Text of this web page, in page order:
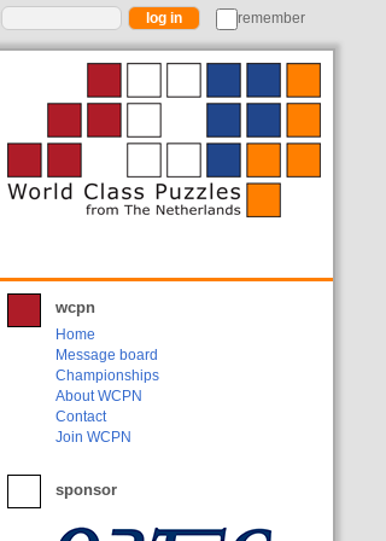
remember
wcpn
Home
Message board
Championships
About WCPN
Contact
Join WCPN
sponsor